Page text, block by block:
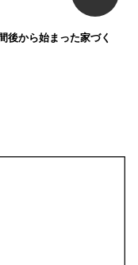
後から始まった家づく